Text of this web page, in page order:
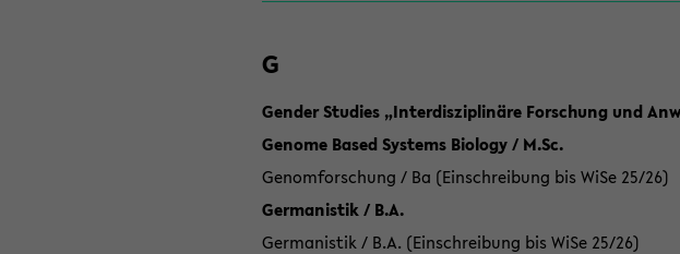
G
Gender Studies „Interdisziplinäre Forschung und
Genome Based Systems Biology / M.Sc.
Genomforschung / Ba (Einschreibung bis WiSe 25/26)
Germanistik / B.A.
Germanistik / B.A. (Einschreibung bis WiSe 25/26)